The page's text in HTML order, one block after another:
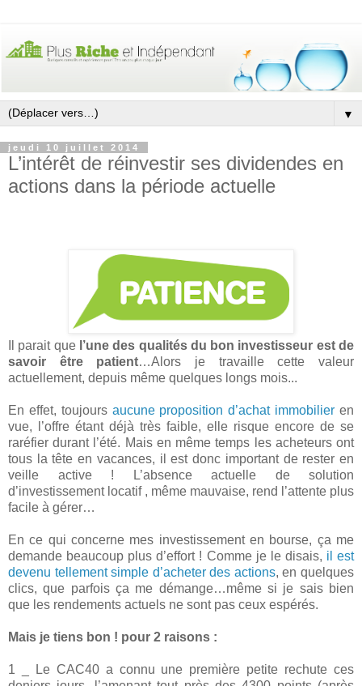
▼
jeudi 10 juillet 2014
L’intérêt de réinvestir ses dividendes en
actions dans la période actuelle
Il parait que l’une des qualités du bon investisseur est de
savoir être patient…Alors je travaille cette valeur
actuellement, depuis même quelques longs mois...
En effet, toujours aucune proposition d’achat immobilier en
vue, l’offre étant déjà très faible, elle risque encore de se
raréfier durant l’été. Mais en même temps les acheteurs ont
tous la tête en vacances, il est donc important de rester en
veille active ! L’absence actuelle de solution
d’investissement locatif , même mauvaise, rend l’attente plus
facile à gérer…
En ce qui concerne mes investissement en bourse, ça me
demande beaucoup plus d’effort ! Comme je le disais, il est
devenu tellement simple d’acheter des actions, en quelques
clics, que parfois ça me démange…même si je sais bien
que les rendements actuels ne sont pas ceux espérés.
Mais je tiens bon ! pour 2 raisons :
1 _ Le CAC40 a connu une première petite rechute ces